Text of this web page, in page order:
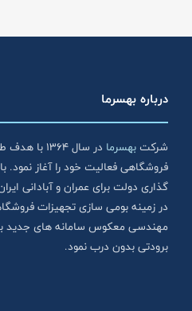
درباره بهسرما
شرکت بهسرما
در سال
فروشگاهی فعالیت خود را آغاز
گذاری دولت برای عمران و آبادانی
در زمینه بومی سازی تجهیزات
مهندسی معکوس سامانه های جدید
برودتی بدون درب نمود.